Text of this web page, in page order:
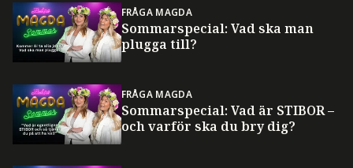
FRÅGA MAGDA
Sommarspecial: Vad ska man
plugga till?
FRÅGA MAGDA
Sommarspecial: Vad är STIBOR –
och varför ska du bry dig?